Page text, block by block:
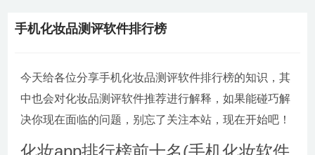
手机化妆品测评软件排行榜
今天给各位分享手机化妆品测评软件排行榜的知识，其
中也会对化妆品测评软件推荐进行解释，如果能碰巧解
决你现在面临的问题，别忘了关注本站，现在开始吧！